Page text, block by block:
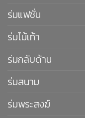
ร่มแฟชั่น
ร่มไม้เท้า
ร่มกลับด้าน
ร่มสนาม
ร่มพระสงฆ์